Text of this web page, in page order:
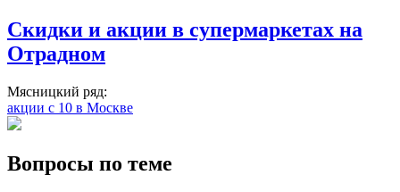
Скидки и акции в супермаркетах на
Отрадном
Мясницкий ряд:
акции с 10 в Москве
Вопросы по теме